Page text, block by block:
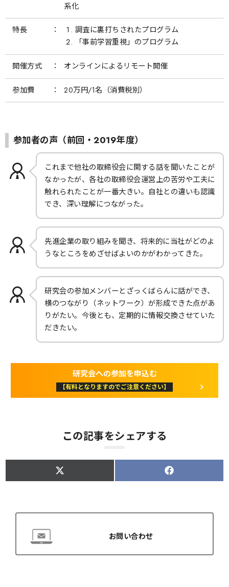
系化
特長
調査に裏打ちされたプログラム
「事前学習重視」のプログラム
開催方式 オンラインによるリモート開催
参加費 20万円/1名（消費税別）
参加者の声（前回・2019年度）
これまで他社の取締役会に関する話を聞いたことが
なかったが、各社の取締役会運営上の苦労や工夫に
触れられたことが一番大きい。自社との違いも認識
でき、深い理解につながった。
先進企業の取り組みを聞き、将来的に当社がどのよ
うなところをめざせばよいのかがわかってきた。
研究会の参加メンバーとざっくばらんに話ができ、
横のつながり（ネットワーク）が形成できた点があ
りがたい。今後とも、定期的に情報交換させていた
だきたい。
研究会への参加を申込む
【有料となりますのでご注意ください】
この記事をシェアする
S
h
n
i
S
h
n
b
お問い合わせ